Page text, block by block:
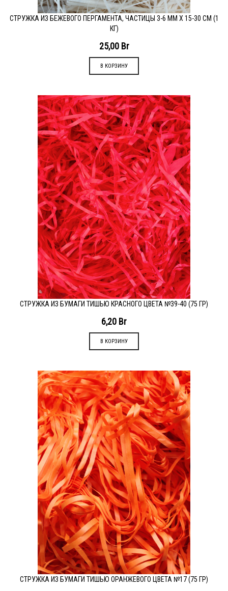
СТРУЖКА ИЗ БЕЖЕВОГО ПЕРГАМЕНТА, ЧАСТИЦЫ 3-6 ММ Х 15-30 СМ (1
КГ)
25,00 Br
В КОРЗИНУ
СТРУЖКА ИЗ БУМАГИ ТИШЬЮ КРАСНОГО ЦВЕТА №39-40 (75 ГР)
6,20 Br
В КОРЗИНУ
СТРУЖКА ИЗ БУМАГИ ТИШЬЮ ОРАНЖЕВОГО ЦВЕТА №17 (75 ГР)